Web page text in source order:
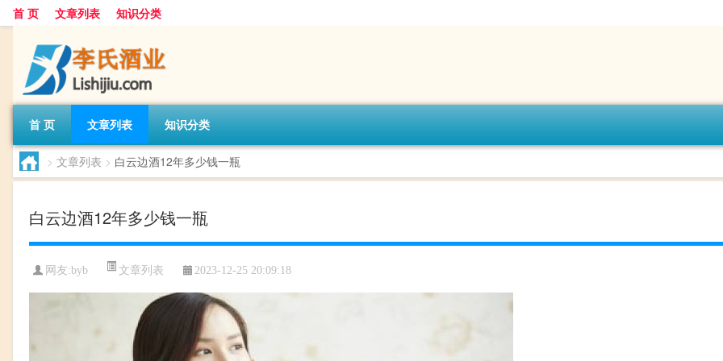
首 页 文章列表 知识分类
首 页 文章列表 知识分类
> 文章列表 > 白云边酒12年多少钱一瓶
白云边酒12年多少钱一瓶
网友:byb 文章列表 2023-12-25 20:09:18